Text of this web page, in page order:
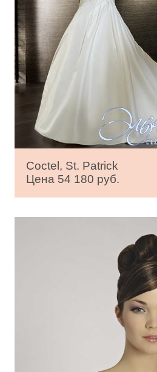
Coctel, St. Patrick
Цена 54 180 руб.